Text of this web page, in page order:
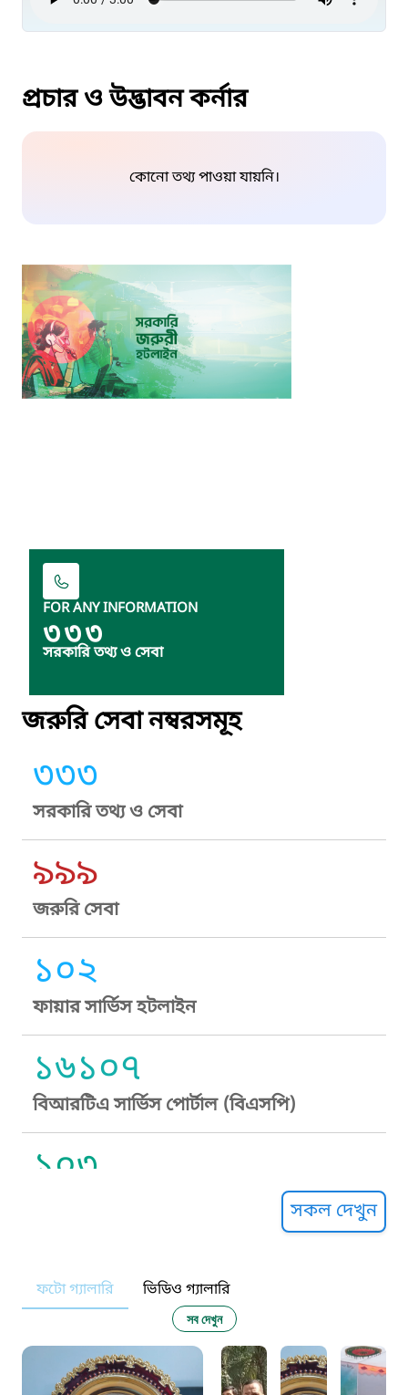
প্রচার ও উদ্ভাবন কর্নার
কোনো তথ্য পাওয়া যায়নি।
FOR ANY INFORMATION
৩৩৩
সরকারি তথ্য ও সেবা
জরুরি সেবা নম্বরসমূহ
৩৩৩
সরকারি তথ্য ও সেবা
৯৯৯
জরুরি সেবা
১০২
ফায়ার সার্ভিস হটলাইন
১৬১০৭
বিআরটিএ সার্ভিস পোর্টাল (বিএসপি)
১০৩
নারী ও শিশু নির্যাতন প্রতিরোধ
১০৬
সকল দেখুন
ফটো গ্যালারি ভিডিও গ্যালারি
সব দেখুন